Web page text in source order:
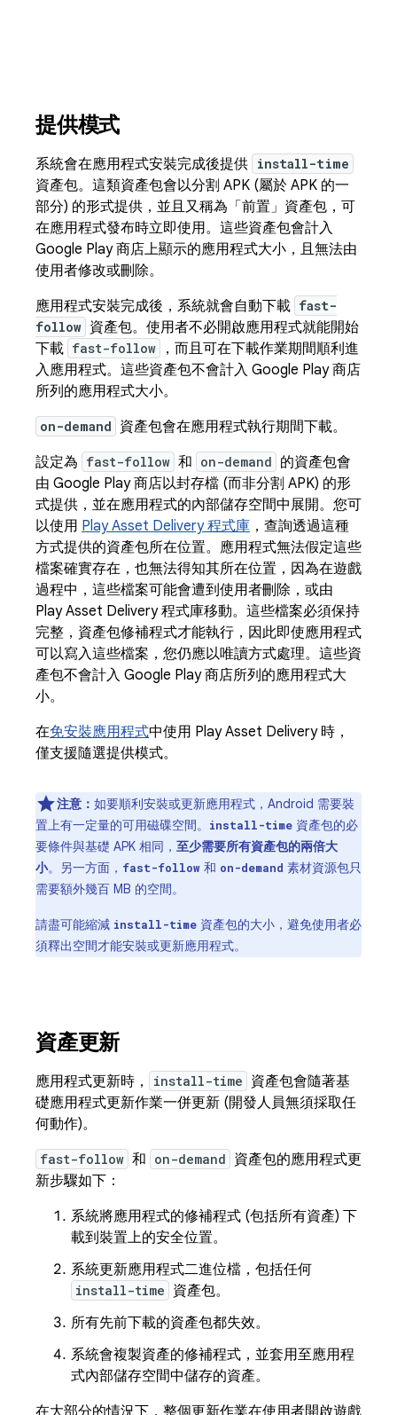
提供模式
系統會在應用程式安裝完成後提供 install-time
資產包。這類資產包會以分割 APK (屬於 APK 的一
部分) 的形式提供，並且又稱為「前置」資產包，可
在應用程式發布時立即使用。這些資產包會計入
Google Play 商店上顯示的應用程式大小，且無法由
使用者修改或刪除。
應用程式安裝完成後，系統就會自動下載 fast-
follow 資產包。使用者不必開啟應用程式就能開始
下載 fast-follow
，而且可在下載作業期間順利進
入應用程式。這些資產包不會計入 Google Play 商店
所列的應用程式大小。
on-demand 資產包會在應用程式執行期間下載。
設定為 fast-follow 和 on-demand 的資產包會
由 Google Play 商店以封存檔 (而非分割 APK) 的形
式提供，並在應用程式的內部儲存空間中展開。您可
以使用 Play Asset Delivery 程式庫 ，查詢透過這種
方式提供的資產包所在位置。應用程式無法假定這些
檔案確實存在，也無法得知其所在位置，因為在遊戲
過程中，這些檔案可能會遭到使用者刪除，或由
Play Asset Delivery 程式庫移動。這些檔案必須保持
完整，資產包修補程式才能執行，因此即使應用程式
可以寫入這些檔案，您仍應以唯讀方式處理。這些資
產包不會計入 Google Play 商店所列的應用程式大
小。
在免安裝應用程式中使用 Play Asset Delivery 時，
僅支援隨選提供模式。
注意： 如要順利安裝或更新應用程式，Android 需要裝
置上有一定量的可用磁碟空間。
install-time 資產包的必
要條件與基礎 APK 相同， 至少需要所有資產包的兩倍大
小。另一方面， fast-follow 和 on-demand 素材資源包只
需要額外幾百 MB 的空間。
請盡可能縮減 install-time 資產包的大小，避免使用者必
須釋出空間才能安裝或更新應用程式。
資產更新
應用程式更新時， install-time 資產包會隨著基
礎應用程式更新作業一併更新 (開發人員無須採取任
何動作)。
fast-follow 和 on-demand 資產包的應用程式更
新步驟如下：
系統將應用程式的修補程式 (包括所有資產) 下
載到裝置上的安全位置。
系統更新應用程式二進位檔，包括任何
install-time 資產包。
所有先前下載的資產包都失效。
系統會複製資產的修補程式，並套用至應用程
式內部儲存空間中儲存的資產。
在大部分的情況下，整個更新作業在使用者開啟遊戲